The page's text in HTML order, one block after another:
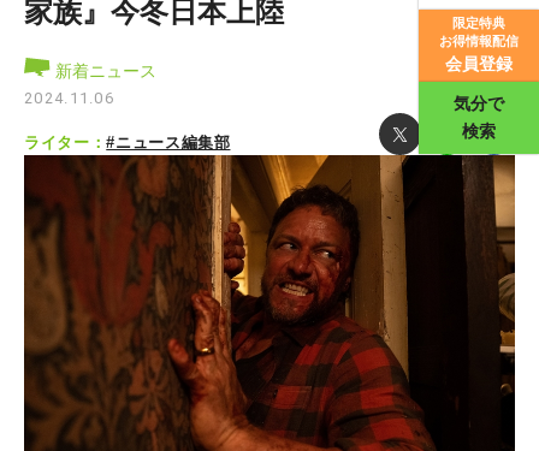
限定特典
お得情報配信
会員登録
気分で
検索
家族』今冬日本上陸
新着ニュース
2024.11.06
ライター：#ニュース編集部